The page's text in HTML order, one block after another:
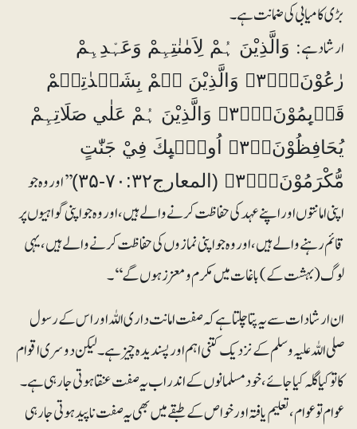
بڑی کامیابی کی ضمانت ہے۔
ارشاد ہے:وَالَّذِيْنَ ہُمْ لِاَمٰنٰتِہِمْ وَعَہْدِہِمْ
رٰعُوْنَ۝۳۲۠ۙ وَالَّذِيْنَ ہُمْ بِشَہٰدٰتِہِمْ
قَاۗىِٕمُوْنَ۝۳۳۠ۙ وَالَّذِيْنَ ہُمْ عَلٰي صَلَاتِہِمْ
يُحَافِظُوْنَ۝۳۴ۭ اُولٰۗىِٕكَ فِيْ جَنّٰتٍ
مُّكْرَمُوْنَ۝۳۵ۭۧ (المعارج۷۰:۳۲-۳۵)
’’اور وہ جو
اپنی امانتوں اور اپنے عہد کی حفاظت کرنے والے ہیں، اور وہ جو اپنی گواہیوں پر
قائم رہنے والے ہیں، اور وہ جو اپنی نمازوں کی حفاظت کرنے والے ہیں، یہی
لوگ ( بہشت کے) باغات میں مکرم و معزز ہوں گے‘‘۔
ان ارشادات سے یہ پتا چلتا ہے کہ صفت امانت داری اللہ اور اس کے رسول
صلی اللہ علیہ وسلم کے نزدیک کتنی اہم اور پسندیدہ چیز ہے۔ لیکن دوسری اقوام
کا تو کیا گلہ کیا جائے، خودمسلمانوں کے اندر اب یہ صفت عنقا ہوتی جارہی ہے۔
عوام تو عوام ، تعلیم یافتہ اور خواص کے طبقے میں بھی یہ صفت ناپید ہوتی جارہی